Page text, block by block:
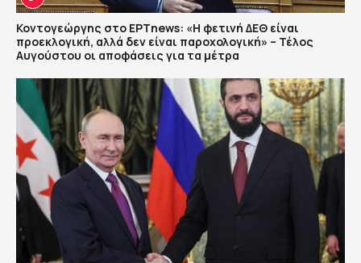
Κοντογεώργης στο ΕΡΤnews: «Η φετινή ΔΕΘ είναι
προεκλογική, αλλά δεν είναι παροχολογική» – Τέλος
Αυγούστου οι αποφάσεις για τα μέτρα